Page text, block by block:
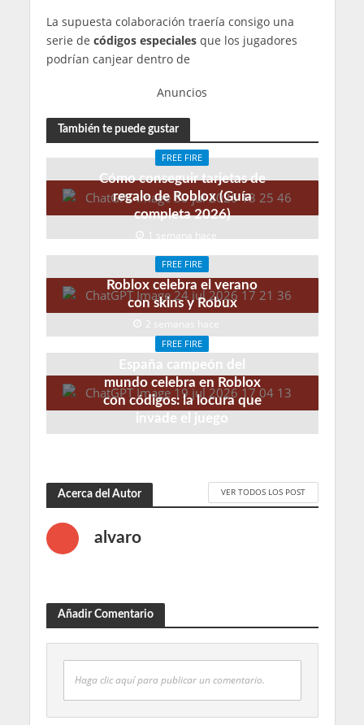
La supuesta colaboración traería consigo una
serie de códigos especialesque los jugadores
podrían canjear dentro de
Anuncios
También te puede gustar
FREE FIRE
Cómo conseguir tarjetas de
regalo de Roblox (Guía
completa 2026)
1 semana hace
FREE FIRE
Roblox celebra el verano
con skins y Robux
2 semanas hace
FREE FIRE
España campeón del
mundo celebra en Roblox
con códigos: la locura que
invade el juego
Acerca del Autor VER TODOS LOS POST
alvaro
Añadir Comentario
Haga clic aquí para publicar un comentario.